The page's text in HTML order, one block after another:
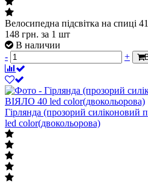
Велосипедна підсвітка на спиці
148 грн. за 1 шт
В наличии
-
+
Гірлянда (прозорий
led color(двокольорова)